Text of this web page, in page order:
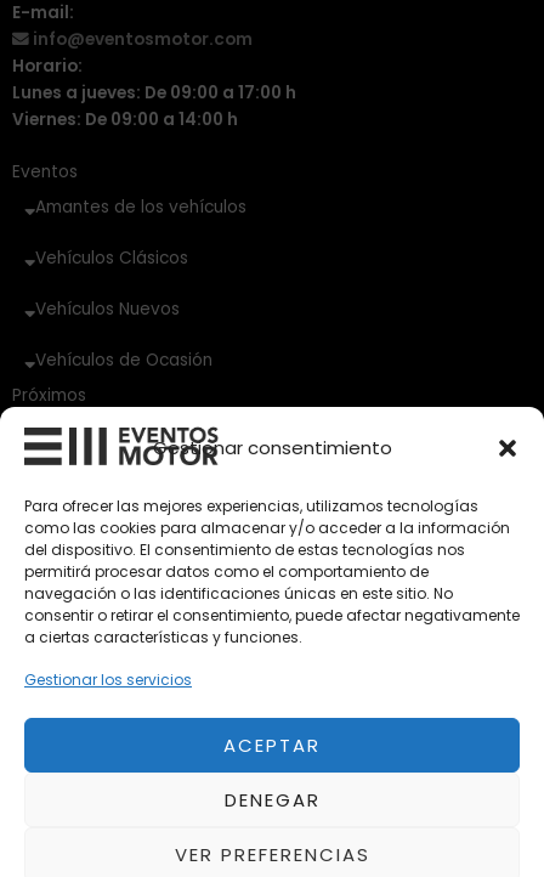
Gestionar consentimiento
Para ofrecer las mejores experiencias, utilizamos tecnologías
como las cookies para almacenar y/o acceder a la información
del dispositivo. El consentimiento de estas tecnologías nos
permitirá procesar datos como el comportamiento de
navegación o las identificaciones únicas en este sitio. No
consentir o retirar el consentimiento, puede afectar negativamente
a ciertas características y funciones.
Gestionar los servicios
ACEPTAR
DENEGAR
VER PREFERENCIAS
E-mail:
info@eventosmotor.com
Horario:
Lunes a jueves: De 09:00 a 17:00 h
Viernes: De 09:00 a 14:00 h
Eventos
Amantes de los vehículos
Vehículos Clásicos
Vehículos Nuevos
Vehículos de Ocasión
Próximos
Eclipse by SELECTO
Del 12/08/2026 al 12/08/2026
Exclusive Top Cars 2026
Del 02/10/2026 al 05/10/2026
autoClássico Porto 2026
Del 02/10/2026 al 05/10/2026
Política de Privacidad
Alta en Newsletter